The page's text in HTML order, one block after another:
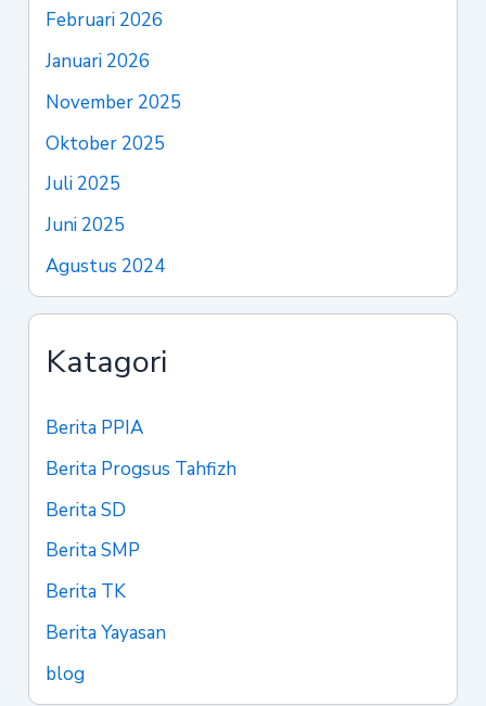
Februari 2026
Januari 2026
November 2025
Oktober 2025
Juli 2025
Juni 2025
Agustus 2024
Katagori
Berita PPIA
Berita Progsus Tahfizh
Berita SD
Berita SMP
Berita TK
Berita Yayasan
blog